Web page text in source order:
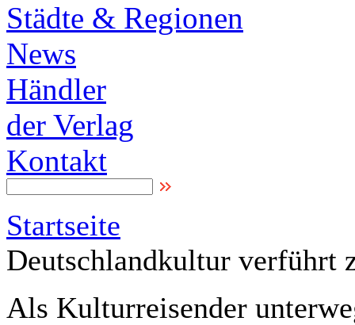
Städte & Regionen
News
Händler
der Verlag
Kontakt
Startseite
Deutschlandkultur verführt
Als Kulturreisender